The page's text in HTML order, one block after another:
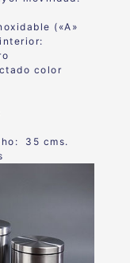
(«A»
color
35 cms.